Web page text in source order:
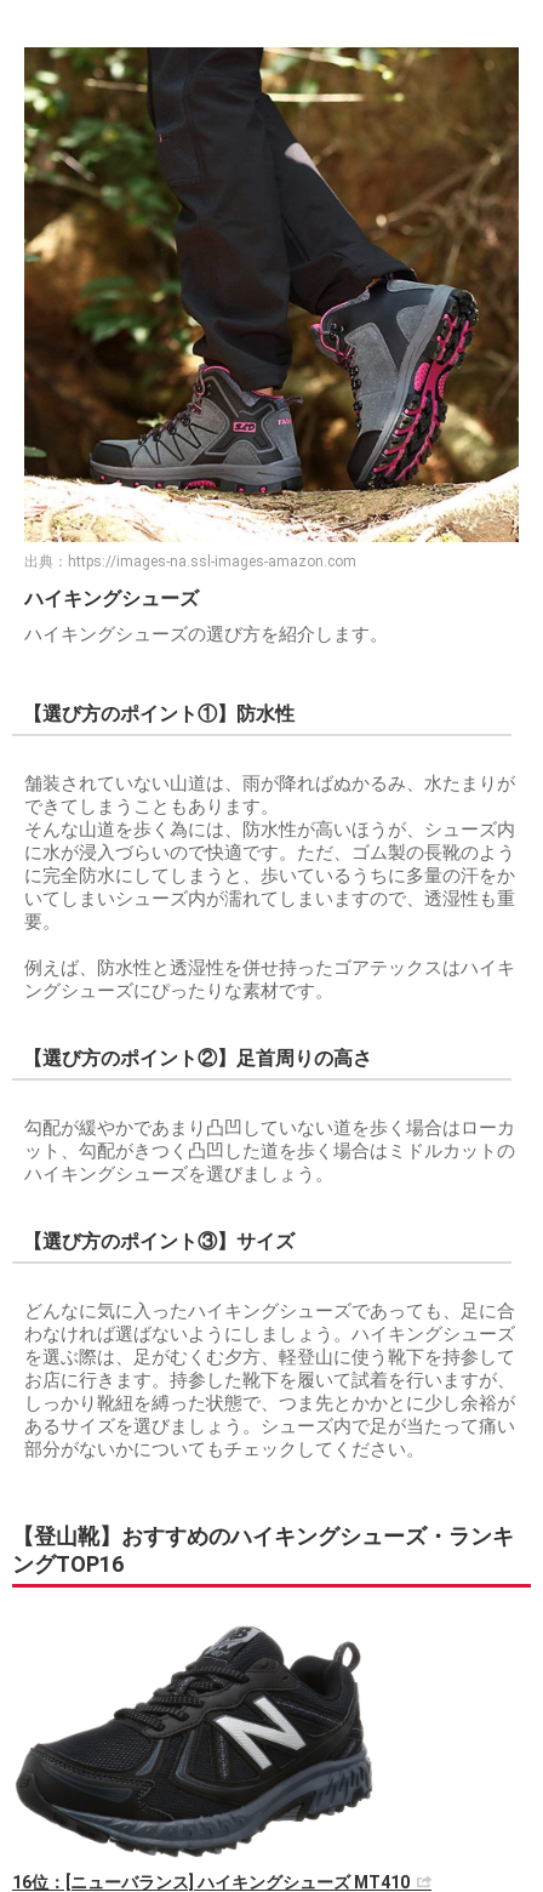
出典： https://images-na.ssl-images-amazon.com
ハイキングシューズ
ハイキングシューズの選び方を紹介します。
【選び方のポイント①】防水性
舗装されていない山道は、雨が降ればぬかるみ、水たまりが
できてしまうこともあります。
そんな山道を歩く為には、防水性が高いほうが、シューズ内
に水が浸入づらいので快適です。ただ、ゴム製の長靴のよう
に完全防水にしてしまうと、歩いているうちに多量の汗をか
いてしまいシューズ内が濡れてしまいますので、透湿性も重
要。
例えば、防水性と透湿性を併せ持ったゴアテックスはハイキ
ングシューズにぴったりな素材です。
【選び方のポイント②】足首周りの高さ
勾配が緩やかであまり凸凹していない道を歩く場合はローカ
ット、勾配がきつく凸凹した道を歩く場合はミドルカットの
ハイキングシューズを選びましょう。
【選び方のポイント③】サイズ
どんなに気に入ったハイキングシューズであっても、足に合
わなければ選ばないようにしましょう。ハイキングシューズ
を選ぶ際は、足がむくむ夕方、軽登山に使う靴下を持参して
お店に行きます。持参した靴下を履いて試着を行いますが、
しっかり靴紐を縛った状態で、つま先とかかとに少し余裕が
あるサイズを選びましょう。シューズ内で足が当たって痛い
部分がないかについてもチェックしてください。
【登山靴】おすすめのハイキングシューズ・ランキ
ングTOP16
16位：[ニューバランス] ハイキングシューズ MT410